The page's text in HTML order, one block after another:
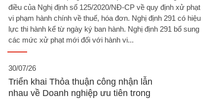
điều của Nghị định số 125/2020/NĐ-CP về quy định xử phạt
vi phạm hành chính về thuế, hóa đơn. Nghị định 291 có hiệu
lực thi hành kể từ ngày ký ban hành. Nghị định 291 bổ sung
các mức xử phạt mới đối với hành vi...
30/07/26
Triển khai Thỏa thuận công nhận lẫn
nhau về Doanh nghiệp ưu tiên trong